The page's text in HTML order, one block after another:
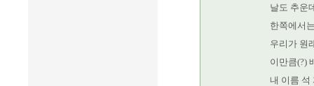
날도 추운
한쪽에서
우리가 원
이만큼(?)
내 이름 석